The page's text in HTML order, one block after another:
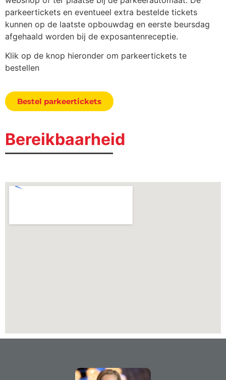
parkeertickets en eventueel extra bestelde tickets
kunnen op de laatste opbouwdag en eerste beursdag
afgehaald worden bij de exposantenreceptie.
Klik op de knop hieronder om parkeertickets te
bestellen
Bestel parkeertickets
Bereikbaarheid